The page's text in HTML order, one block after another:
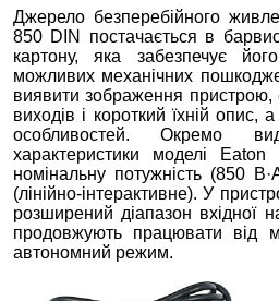
Джерело безперебійного
850 DIN постачається в
картону, яка забезпечує
можливих механічних
виявити зображення пристрою,
виходів і короткий їхній опис,
особливостей. Окремо
характеристики моделі
номінальну потужність (850
(лінійно-інтерактивне). У
розширений діапазон вхідної
продовжують працювати від
автономний режим.